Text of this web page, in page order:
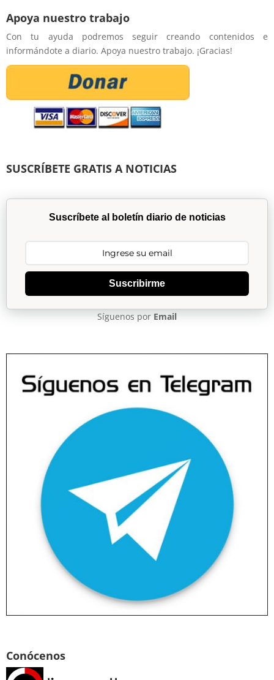
Apoya nuestro trabajo
Con tu ayuda podremos seguir creando contenidos e
informándote a diario. Apoya nuestro trabajo. ¡Gracias!
SUSCRÍBETE GRATIS A NOTICIAS
Suscríbete al boletín diario de noticias
Suscribirme
Síguenos por Email
Conócenos